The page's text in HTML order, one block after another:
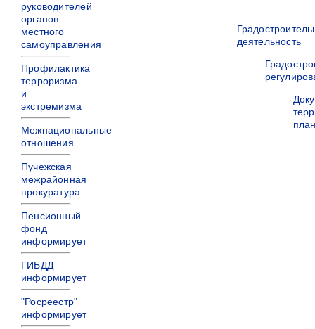
руководителей
органов
местного
самоуправления
Профилактика
терроризма
и
экстремизма
Межнациональные
отношения
Пучежская
межрайонная
прокуратура
Пенсионный
фонд
информирует
ГИБДД
информирует
"Росреестр"
информирует
деятельность